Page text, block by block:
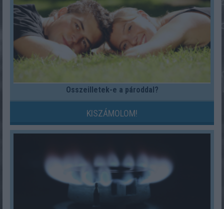
Összeilletek-e a pároddal?
KISZÁMOLOM!